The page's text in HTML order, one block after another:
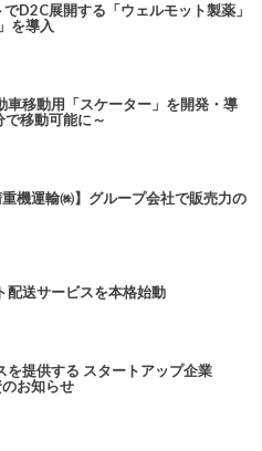
D2C展開する「ウェルモット製薬」
を導入
車移動用「スケーター」を開発・導
移動可能に～
機運輸㈱】グループ会社で販売力の
配送サービスを本格始動
提供する スタートアップ企業
お知らせ